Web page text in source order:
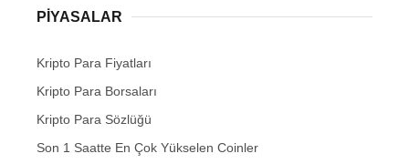
PIYASALAR
Kripto Para Fiyatları
Kripto Para Borsaları
Kripto Para Sözlüğü
Son 1 Saatte En Çok Yükselen Coinler